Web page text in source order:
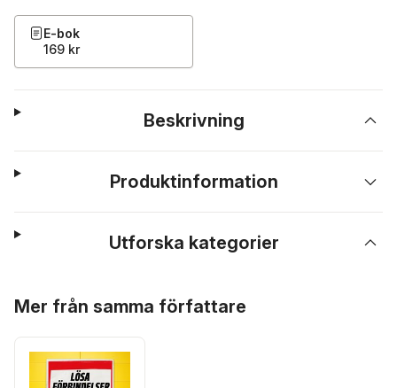
E-bok
169 kr
Beskrivning
Produktinformation
Utforska kategorier
Mer från samma författare